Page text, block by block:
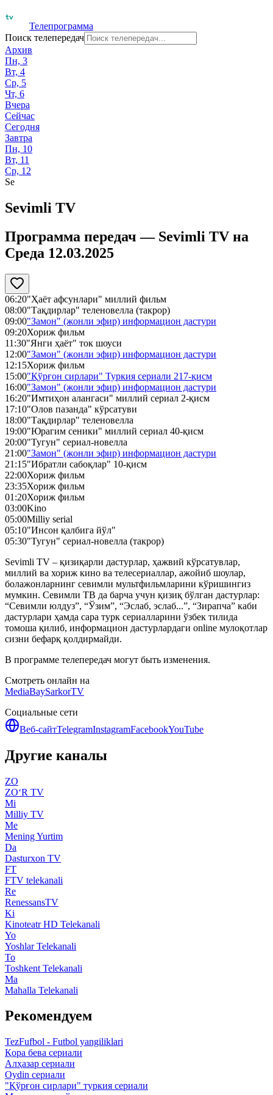
Телепрограмма
Поиск телепередач
Архив
Пн, 3
Вт, 4
Ср, 5
Чт, 6
Вчера
Сейчас
Сегодня
Завтра
Пн, 10
Вт, 11
Ср, 12
Se
Sevimli TV
Программа передач — Sevimli TV на
Среда 12.03.2025
06:20"Ҳаёт афсунлари" миллий фильм
08:00"Тақдирлар" теленовелла (такрор)
09:00"Замон" (жонли эфир) информацион дастури
09:20Хориж фильм
11:30"Янги ҳаёт" ток шоуси
12:00"Замон" (жонли эфир) информацион дастури
12:15Хориж фильм
15:00"Қўрғон сирлари" Туркия сериали 217-қисм
16:00"Замон" (жонли эфир) информацион дастури
16:20"Имтиҳон алангаси" миллий сериал 2-қисм
17:10"Олов пазанда" кўрсатуви
18:00"Тақдирлар" теленовелла
19:00"Юрагим сеники" миллий сериал 40-қисм
20:00"Тугун" сериал-новелла
21:00"Замон" (жонли эфир) информацион дастури
21:15"Ибратли сабоқлар" 10-қисм
22:00Хориж фильм
23:35Хориж фильм
01:20Хориж фильм
03:00Kino
05:00Milliy serial
05:10"Инсон қалбига йўл"
05:30"Тугун" сериал-новелла (такрор)
Sevimli TV – қизиқарли дастурлар, ҳажвий кўрсатувлар,
миллий ва хориж кино ва телесериаллар, ажойиб шоулар,
болажонларнинг севимли мультфильмларини кўришингиз
мумкин. Севимли ТВ да барча учун қизиқ бўлган дастурлар:
“Севимли юлдуз”, “Ўзим”, “Эслаб, эслаб...”, “Зирапча” каби
дастурлари ҳамда сара турк сериалларини ўзбек тилида
томоша қилиб, информацион дастурлардаги online мулоқотлар
сизни бефарқ қолдирмайди.
В программе телепередач могут быть изменения.
Смотреть онлайн на
MediaBaySarkorTV
Социальные сети
Веб-сайтTelegramInstagramFacebookYouTube
Другие каналы
ZO
ZO‘R TV
Mi
Milliy TV
Me
Mening Yurtim
Da
Dasturxon TV
FT
FTV telekanali
Re
RenessansTV
Ki
Kinoteatr HD Telekanali
Yo
Yoshlar Telekanali
To
Toshkent Telekanali
Ma
Mahalla Telekanali
Рекомендуем
TezFufbol - Futbol yangiliklari
Қора бева сериали
Алҳазар сериали
Oydin сериали
"Қўрғон сирлари" туркия сериали